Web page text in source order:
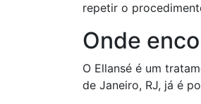
repetir o
Onde
O Ellansé é um
de Janeiro, RJ, já é